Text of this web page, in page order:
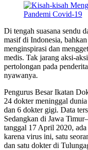
Di tengah suasana sendu
masif di Indonesia,
menginspirasi dan
medis. Tak jarang aksi-
pertolongan pada
nyawanya.
Pengurus Besar Ikatan
24 dokter meninggal
dan 6 dokter gigi. Data
Sedangkan di Jawa
tanggal 17 April 2020,
karena virus ini, satu
dan satu dokter di